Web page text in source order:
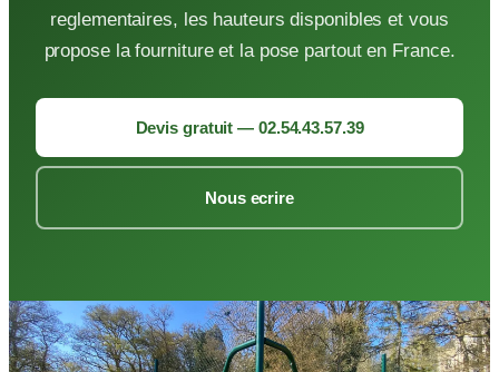
reglementaires, les hauteurs disponibles et vous
propose la fourniture et la pose partout en France.
Devis gratuit — 02.54.43.57.39
Nous ecrire